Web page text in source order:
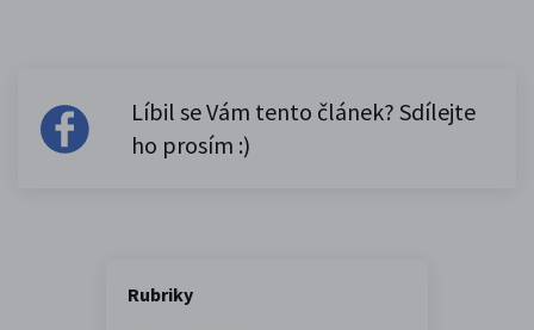
Líbil se Vám tento článek? Sdílejte
ho prosím :)
Rubriky